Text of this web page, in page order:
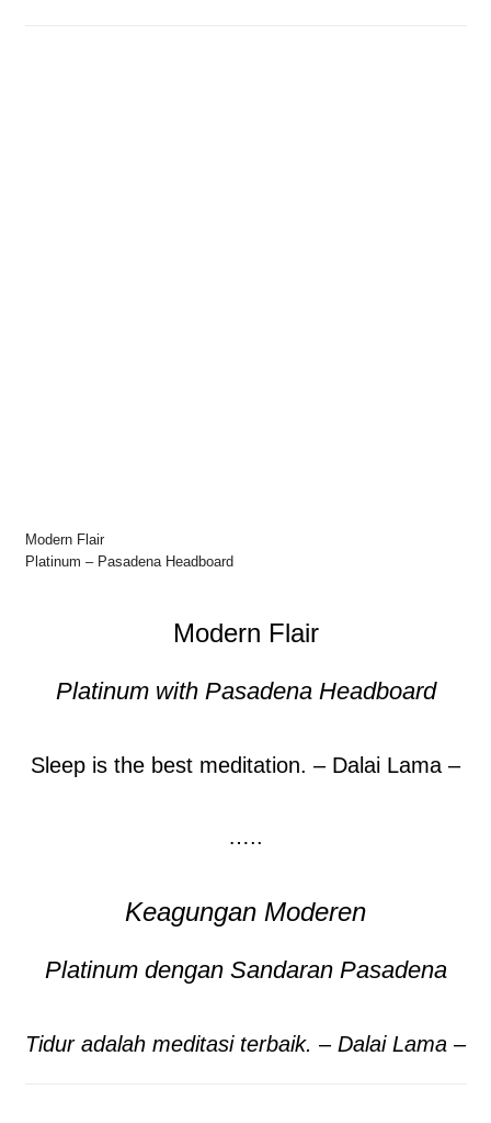
Modern Flair
Platinum – Pasadena Headboard
Modern Flair
Platinum with Pasadena Headboard
Sleep is the best meditation. – Dalai Lama –
…..
Keagungan Moderen
Platinum dengan Sandaran Pasadena
Tidur adalah meditasi terbaik. – Dalai Lama –